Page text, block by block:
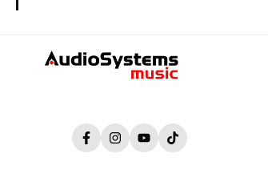
FacebookInstagramYouTubeTikTok